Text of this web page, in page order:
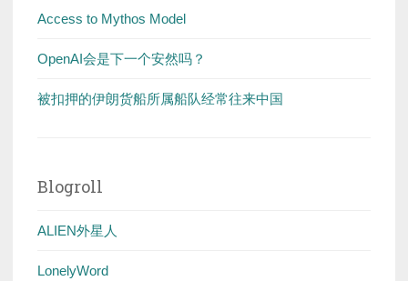
Access to Mythos Model
OpenAI会是下一个安然吗？
被扣押的伊朗货船所属船队经常往来中国
Blogroll
ALIEN外星人
LonelyWord